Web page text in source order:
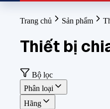
Trang chủ Sản phẩm
Thiết bị
Bộ lọc
Phân loại
Hãng